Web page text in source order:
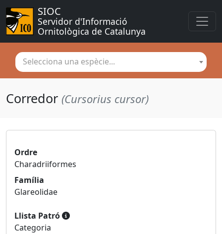
SIOC
Servidor d'Informació
Ornitològica de Catalunya
Selecciona una espècie...
Corredor (Cursorius cursor)
Ordre
Charadriiformes
Família
Glareolidae
Llista Patró
Categoria